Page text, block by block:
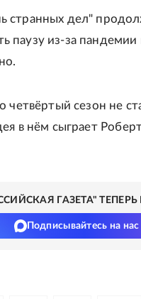
странных дел"
паузу из-за пандемии
четвёртый сезон не
в нём сыграет
ГАЗЕТА" ТЕПЕРЬ
Подписывайтесь на нас